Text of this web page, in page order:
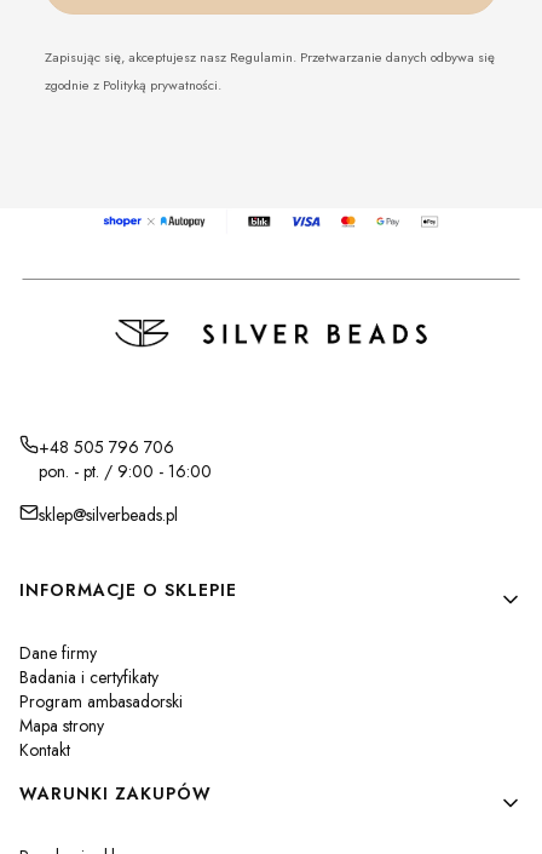
Zapisując się, akceptujesz nasz Regulamin. Przetwarzanie danych odbywa się
zgodnie z Polityką prywatności.
+48 505 796 706
pon. - pt. / 9:00 - 16:00
sklep@silverbeads.pl
Linki w stopce
INFORMACJE O SKLEPIE
Dane firmy
Badania i certyfikaty
Program ambasadorski
Mapa strony
Kontakt
WARUNKI ZAKUPÓW